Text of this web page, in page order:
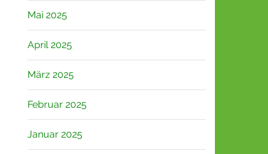
Mai 2025
April 2025
März 2025
Februar 2025
Januar 2025